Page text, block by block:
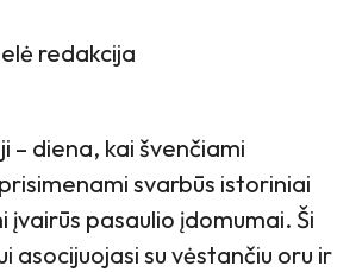
redakcija
– diena, kai švenčiami
svarbūs istoriniai
įvairūs pasaulio įdomumai. Ši
asocijuojasi su vėstančiu oru ir